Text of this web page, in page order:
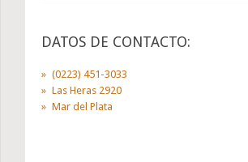
DATOS DE CONTACTO:
(0223) 451-3033
Las Heras 2920
Mar del Plata